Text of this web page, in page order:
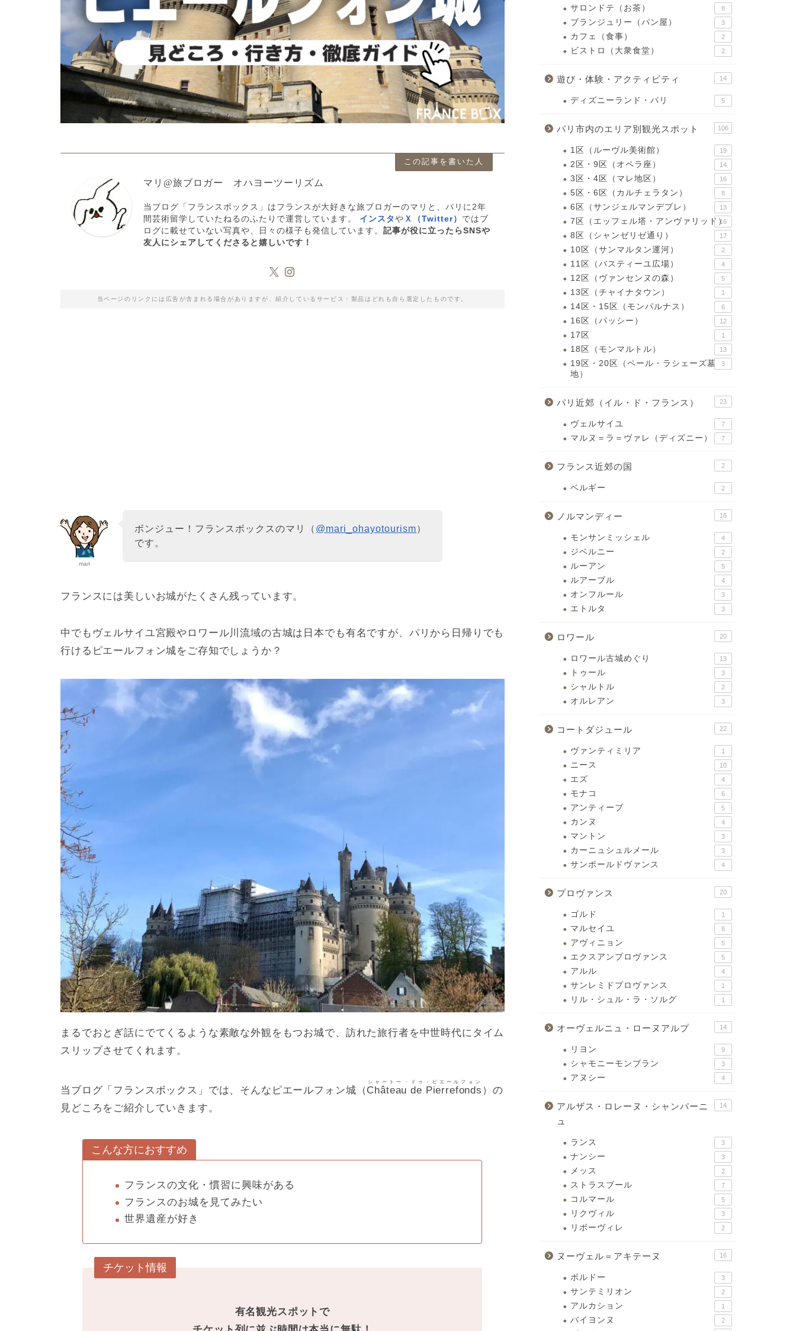
この記事を書いた人
マリ@旅ブロガー オハヨーツーリズム
当ブログ「フランスボックス」はフランスが大好きな旅ブロガーのマリと、パリに2年
間芸術留学していたねるのふたりで運営しています。 インスタ や Ｘ（Twitter） ではブ
ログに載せていない写真や、日々の様子も発信しています。 記事が役に立ったらSNSや
友人にシェアしてくださると嬉しいです！
当ページのリンクには広告が含まれる場合がありますが、紹介しているサービス・製品はどれも自ら選定したものです。
mari
ボンジュー！フランスボックスのマリ（ @mari_ohayotourism）
です。
フランスには美しいお城がたくさん残っています。
中でもヴェルサイユ宮殿やロワール川流域の古城は日本でも有名ですが、パリから日帰りでも
行けるピエールフォン城をご存知でしょうか？
まるでおとぎ話にでてくるような素敵な外観をもつお城で、訪れた旅行者を中世時代にタイム
スリップさせてくれます。
当ブログ「フランスボックス」では、そんなピエールフォン城（Château de Pierrefonds
シャートー・ドゥ・ピエールフォン
）の
見どころをご紹介していきます。
こんな方におすすめ
フランスの文化・慣習に興味がある
フランスのお城を見てみたい
世界遺産が好き
チケット情報
有名観光スポットで
サロンドテ（お茶） 8
ブランジュリー（パン屋） 3
カフェ（食事） 2
ビストロ（大衆食堂） 2
遊び・体験・アクティビティ 14
ディズニーランド・パリ 5
パリ市内のエリア別観光スポット 106
1区（ルーヴル美術館） 19
2区・9区（オペラ座） 14
3区・4区（マレ地区） 16
5区・6区（カルチェラタン） 8
6区（サンジェルマンデプレ） 13
7区（エッフェル塔・アンヴァリッド）
16
8区（シャンゼリゼ通り） 17
10区（サンマルタン運河） 2
11区（バスティーユ広場） 4
12区（ヴァンセンヌの森） 5
13区（チャイナタウン） 1
14区・15区（モンパルナス） 6
16区（パッシー） 12
17区 1
18区（モンマルトル） 13
19区・20区（ペール・ラシェーズ墓
地）
3
パリ近郊（イル・ド・フランス） 23
ヴェルサイユ 7
マルヌ＝ラ＝ヴァレ（ディズニー） 7
フランス近郊の国 2
ベルギー 2
ノルマンディー 16
モンサンミッシェル 4
ジベルニー 2
ルーアン 5
ルアーブル 4
オンフルール 3
エトルタ 3
ロワール 20
ロワール古城めぐり 13
トゥール 3
シャルトル 2
オルレアン 3
コートダジュール 22
ヴァンティミリア 1
ニース 10
エズ 4
モナコ 6
アンティーブ 5
カンヌ 4
マントン 3
カーニュシュルメール 3
サンポールドヴァンス 4
プロヴァンス 20
ゴルド 1
マルセイユ 8
アヴィニョン 5
エクスアンプロヴァンス 5
アルル 4
サンレミドプロヴァンス 1
リル・シュル・ラ・ソルグ 1
オーヴェルニュ・ローヌアルプ 14
リヨン 9
シャモニーモンブラン 3
アヌシー 4
アルザス・ロレーヌ・シャンパーニ
ュ
14
ランス 3
ナンシー 3
メッス 2
ストラスブール 7
コルマール 5
リクヴィル 3
リボーヴィレ 2
ヌーヴェル＝アキテーヌ 16
ボルドー 3
サンテミリオン 2
アルカション 1
バイヨンヌ 2